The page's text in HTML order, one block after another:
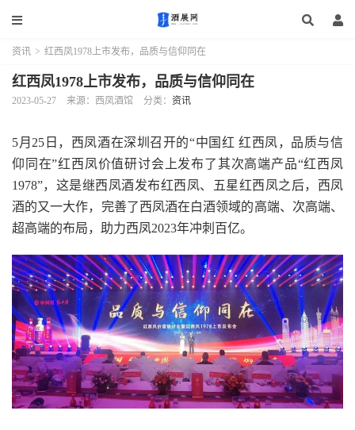
资讯 > 红西凤1978上市发布，品质与信仰同在
红西凤1978上市发布，品质与信仰同在
2023-05-27 来源：西凤酒馆 分类： 资讯
5月25日，西凤酒在深圳召开的“中国红 红西凤，品质与信
仰同在”红西凤价值研讨会上发布了其次高端产品“红西凤
1978”，这是继西凤酒发布红西凤、五星红西凤之后，西凤
酒的又一大作，完善了西凤酒在白酒领域的高端、次高端、
超高端的布局，助力西凤2023年冲刺百亿。